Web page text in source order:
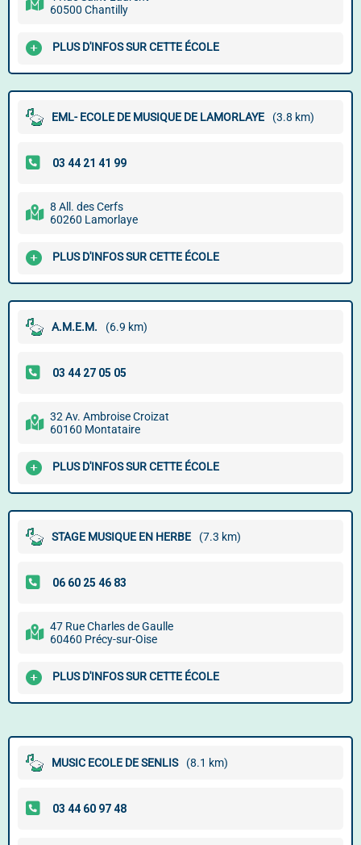
60500 Chantilly
PLUS D'INFOS SUR CETTE ÉCOLE
EML- ECOLE DE MUSIQUE DE LAMORLAYE (3.8 km)
8 All. des Cerfs
60260 Lamorlaye
PLUS D'INFOS SUR CETTE ÉCOLE
A.M.E.M. (6.9 km)
32 Av. Ambroise Croizat
60160 Montataire
PLUS D'INFOS SUR CETTE ÉCOLE
STAGE MUSIQUE EN HERBE (7.3 km)
47 Rue Charles de Gaulle
60460 Précy-sur-Oise
PLUS D'INFOS SUR CETTE ÉCOLE
MUSIC ECOLE DE SENLIS (8.1 km)